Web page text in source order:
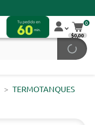
0
$0,00
TERMOTANQUES